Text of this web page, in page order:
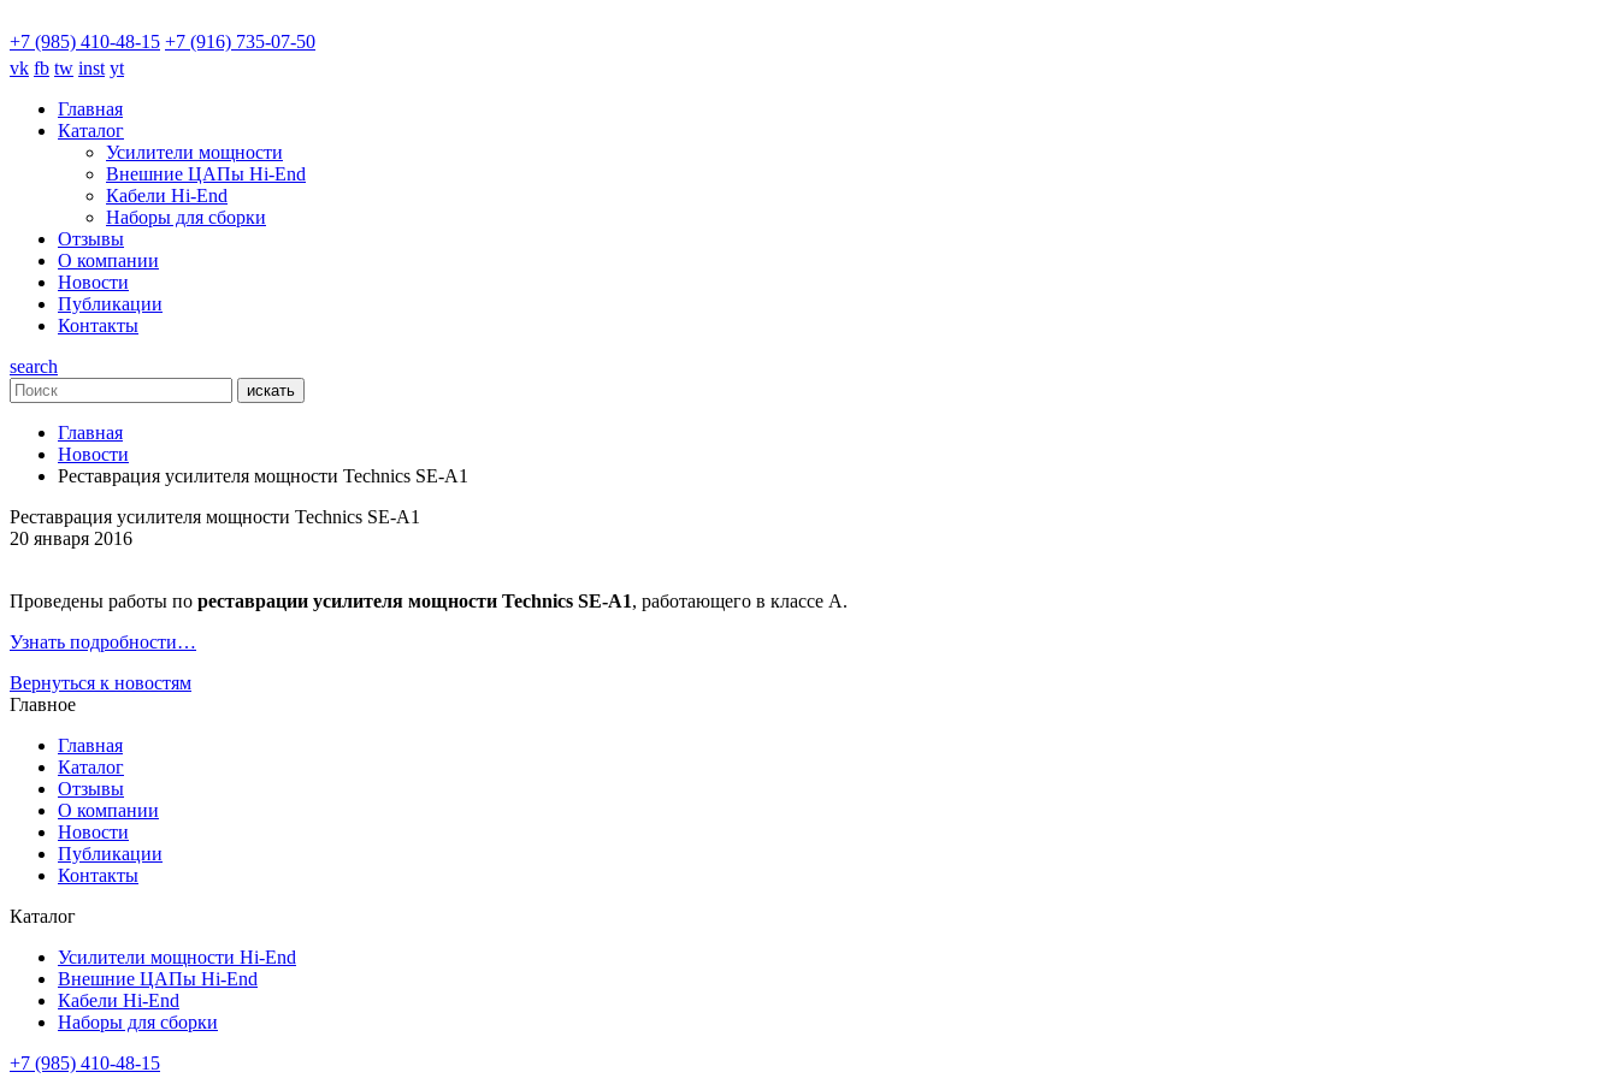
+7 (985) 410-48-15 +7 (916) 735-07-50
vk fb tw inst yt
Главная
Каталог
Усилители мощности
Внешние ЦАПы Hi-End
Кабели Hi-End
Наборы для сборки
Отзывы
О компании
Новости
Публикации
Контакты
search
искать
Главная
Новости
Реставрация усилителя мощности Technics SE-A1
Реставрация усилителя мощности Technics SE-A1
20 января 2016
Проведены работы по реставрации усилителя мощности Technics SE-A1, работающего в классе A.
Узнать подробности…
Вернуться к новостям
Главное
Главная
Каталог
Отзывы
О компании
Новости
Публикации
Контакты
Каталог
Усилители мощности Hi-End
Внешние ЦАПы Hi-End
Кабели Hi-End
Наборы для сборки
+7 (985) 410-48-15